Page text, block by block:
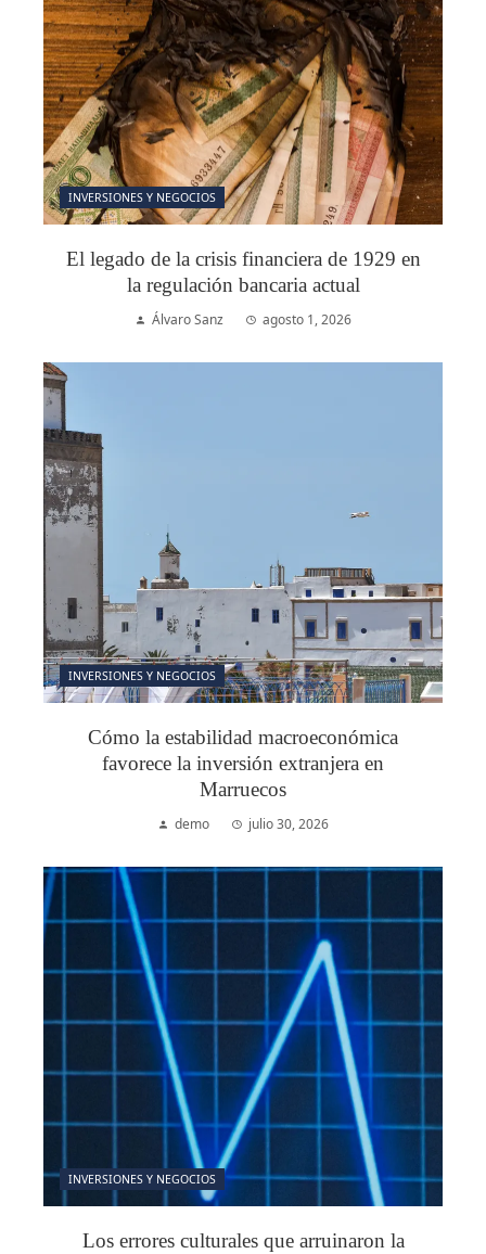
INVERSIONES Y NEGOCIOS
El legado de la crisis financiera de 1929 en
la regulación bancaria actual
Álvaro Sanz agosto 1, 2026
INVERSIONES Y NEGOCIOS
Cómo la estabilidad macroeconómica
favorece la inversión extranjera en
Marruecos
demo julio 30, 2026
INVERSIONES Y NEGOCIOS
Los errores culturales que arruinaron la